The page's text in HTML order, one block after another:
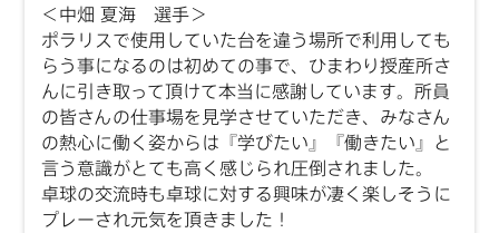
＜中畑 夏海 選手＞
ポラリスで使用していた台を違う場所で利用しても
らう事になるのは初めての事で、ひまわり授産所さ
んに引き取って頂けて本当に感謝しています。所員
の皆さんの仕事場を見学させていただき、みなさん
の熱心に働く姿からは『学びたい』『働きたい』と
言う意識がとても高く感じられ圧倒されました。
卓球の交流時も卓球に対する興味が凄く楽しそうに
プレーされ元気を頂きました！